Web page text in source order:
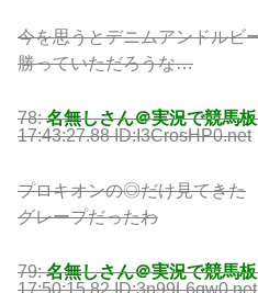
今を思うとデニムアンドル
勝っていただろうな…
78:名無しさん＠実況で競馬
17:43:27.88 ID:I3CrosHP0.net
プロキオンの◎だけ見てきた
グレープだったわ
79:名無しさん＠実況で競馬
17:50:15.82 ID:3n99L6qw0.net